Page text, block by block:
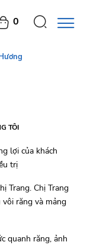
0
TÔI
lợi của khách
trị
Trang. Chị Trang
răng và mảng
quanh răng, ảnh